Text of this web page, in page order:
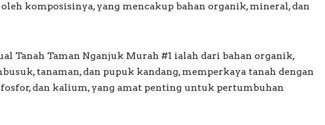
komposisinya, yang mencakup bahan organik, mineral, dan
Tanah Taman Nganjuk Murah #1 ialah dari bahan organik,
tanaman, dan pupuk kandang, memperkaya tanah dengan
dan kalium, yang amat penting untuk pertumbuhan